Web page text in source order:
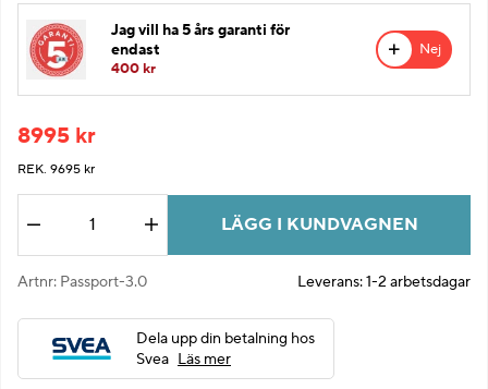
Jag vill ha 5 års garanti för
endast
400kr
Nej
8995 kr
REK. 9695 kr
LÄGG I KUNDVAGNEN
Artnr: Passport-3.0 Leverans:1-2 arbetsdagar
Dela upp din betalning hos
Svea Läs mer